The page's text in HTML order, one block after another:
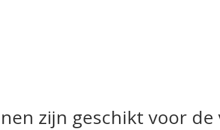
zijn geschikt voor